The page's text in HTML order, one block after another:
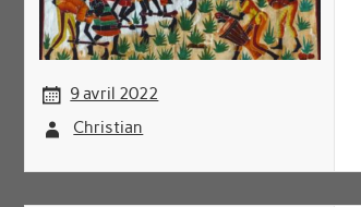
9 avril 2022
Christian